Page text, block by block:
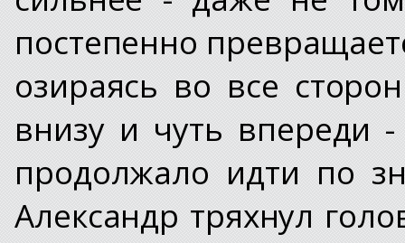
постепенно
озираясь во все
внизу и чуть впереди
продолжало идти по
Александр тряхнул